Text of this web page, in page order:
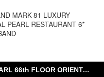
MARK 81 LUXURY
PEARL RESTAURANT 6*
LAND MARK 81 LUXURY VINPEARL 66th FLOOR ORIENTAL PEARL RESTAURANT 6* VALENTINE 2020 TUMBADORA BAND